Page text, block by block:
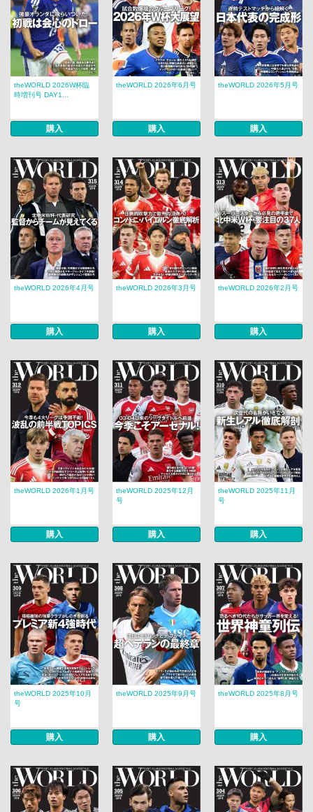
theWORLD 2026W杯臨
時増刊号 DAY1...
購入
theWORLD 2026年6月号
購入
theWORLD 2026年5月号
購入
theWORLD 2026年4月号
購入
theWORLD 2026年3月号
購入
theWORLD 2026年2月号
購入
theWORLD 2026年1月号
購入
theWORLD 2025年12月
号
購入
theWORLD 2025年11月
号
購入
theWORLD 2025年10月
号
購入
theWORLD 2025年9月号
購入
theWORLD 2025年8月号
購入